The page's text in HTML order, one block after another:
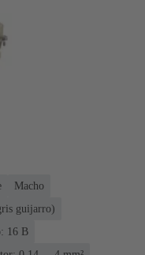
Macho
guijarro)
16 B